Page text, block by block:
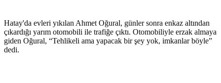
Hatay'da evleri yıkılan Ahmet Oğural, günler sonra enkaz altından
çıkardığı yarım otomobili ile trafiğe çıktı. Otomobiliyle erzak almaya
giden Oğural, “Tehlikeli ama yapacak bir şey yok, imkanlar böyle”
dedi.